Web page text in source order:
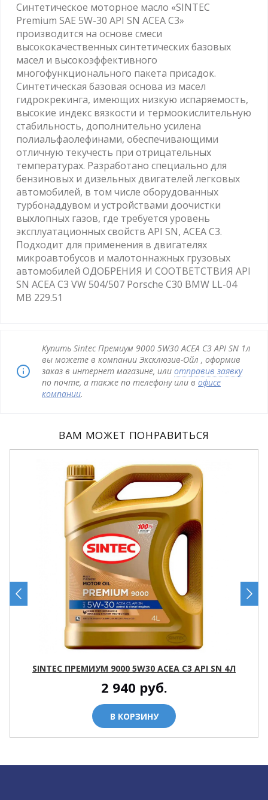
Синтетическое моторное масло «SINTEC
Premium SAE 5W-30 API SN ACEA C3»
производится на основе смеси
высококачественных синтетических базовых
масел и высокоэффективного
многофункционального пакета присадок.
Синтетическая базовая основа из масел
гидрокрекинга, имеющих низкую испаряемость,
высокие индекс вязкости и термоокислительную
стабильность, дополнительно усилена
полиальфаолефинами, обеспечивающими
отличную текучесть при отрицательных
температурах. Разработано специально для
бензиновых и дизельных двигателей легковых
автомобилей, в том числе оборудованных
турбонаддувом и устройствами доочистки
выхлопных газов, где требуется уровень
эксплуатационных свойств API SN, ACEA C3.
Подходит для применения в двигателях
микроавтобусов и малотоннажных грузовых
автомобилей ОДОБРЕНИЯ И СООТВЕТСТВИЯ API
SN ACEA C3 VW 504/507 Porsche C30 BMW LL-04
MB 229.51
Купить Sintec Премиум 9000 5W30 ACEA C3 API SN 1л
вы можете в компании Эксклюзив-Ойл , оформив
заказ в интернет магазине, или отправив заявку
по почте, а также по телефону или в офисе
компании.
ВАМ МОЖЕТ ПОНРАВИТЬСЯ
SINTEC ПРЕМИУМ 9000 5W30 ACEA C3 API SN 4Л
2 940 руб.
В КОРЗИНУ